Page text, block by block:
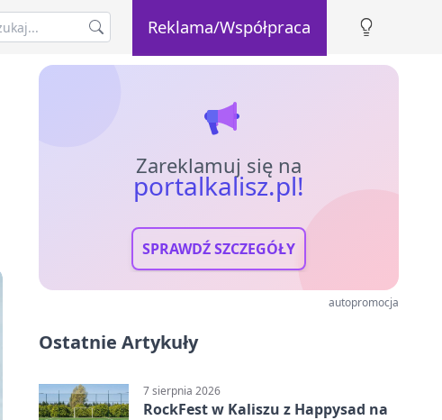
Reklama/Współpraca
Zareklamuj się na
portalkalisz.pl!
SPRAWDŹ SZCZEGÓŁY
autopromocja
Ostatnie Artykuły
7 sierpnia 2026
RockFest w Kaliszu z Happysad na